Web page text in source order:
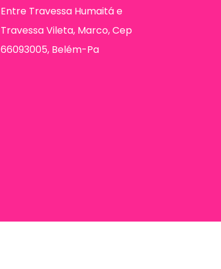
Entre Travessa Humaitá e
Travessa Vileta, Marco, Cep
66093005, Belém-Pa